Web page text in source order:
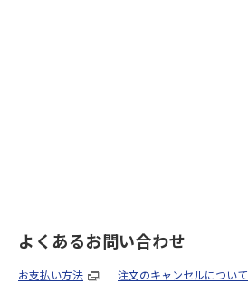
よくあるお問い合わせ
お支払い方法 注文のキャンセルについて